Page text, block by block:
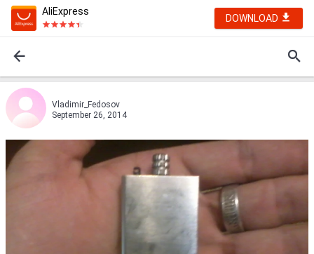
AliExpress
DOWNLOAD
Vladimir_Fedosov
September 26, 2014